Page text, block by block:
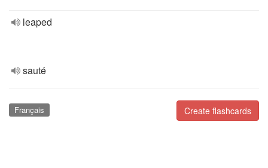
leaped
sauté
Create flashcards
Français